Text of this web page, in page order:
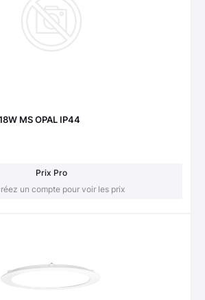
MS OPAL IP44
Prix Pro
un compte pour voir les prix